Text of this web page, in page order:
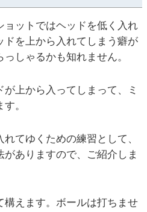
ョットではヘッドを低く入れ
ドを上から入れてしまう癖が
しゃるかも知れません。
上から入ってしまって、ミ
。
てゆくための練習として、
ありますので、ご紹介しま
構えます。ボールは打ちませ